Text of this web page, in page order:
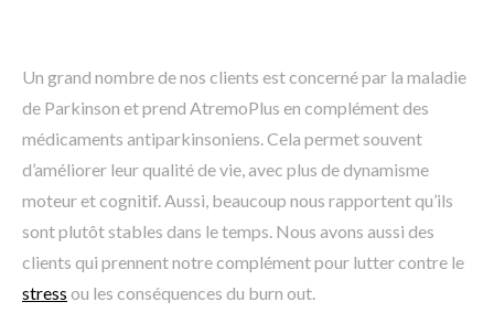
Un grand nombre de nos clients est concerné par la maladie
de Parkinson et prend AtremoPlus en complément des
médicaments antiparkinsoniens. Cela permet souvent
d’améliorer leur qualité de vie, avec plus de dynamisme
moteur et cognitif. Aussi, beaucoup nous rapportent qu’ils
sont plutôt stables dans le temps. Nous avons aussi des
clients qui prennent notre complément pour lutter contre le
stress ou les conséquences du burn out.